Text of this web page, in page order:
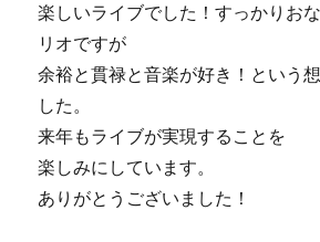
楽しいライブでした！すっかりお
リオですが
余裕と貫禄と音楽が好き！という
した。
来年もライブが実現することを
楽しみにしています。
ありがとうございました！